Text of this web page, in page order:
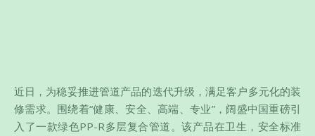
近日，为稳妥推进管道产品的迭代升级，满足客户多元化的装
修需求。围绕着“健康、安全、高端、专业”，阔盛中国重磅引
入了一款绿色PP-R多层复合管道。该产品在卫生，安全标准